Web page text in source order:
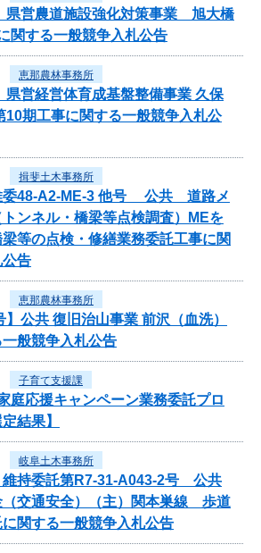
県営農道施設強化対策事業 旭大橋
する一般競争入札公告
恵那農林事務所
県営経営体育成基盤整備事業 久保
10期工事に関する一般競争入札公
揖斐土木事務所
委48-A2-ME-3 他号 公共 道路メ
ンネル・橋梁等点検調査）MEを
等の点検・修繕業務委託工事に関
告
恵那農林事務所
】公共 復旧治山事業 前沢（血洗）
般競争入札公告
子育て支援課
庭応援キャンペーン業務委託プロ
結果】
岐阜土木事務所
維持委託第R7-31-A043-2号 公共
（交通安全）（主）関本巣線 歩道
関する一般競争入札公告